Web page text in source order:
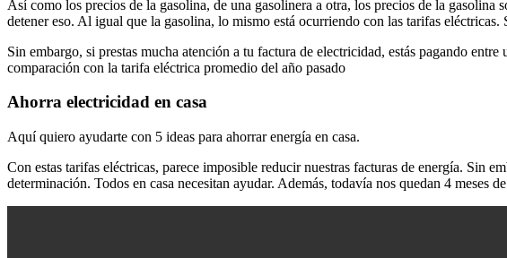
Así como los precios de la gasolina, de una gasolinera a otra, los precios de la
detener eso. Al igual que la gasolina, lo mismo está ocurriendo con las tarifas
Sin embargo, si prestas mucha atención a tu factura de electricidad, estás pagando
comparación con la tarifa eléctrica promedio del año pasado
Ahorra electricidad en casa
Aquí quiero ayudarte con 5 ideas para ahorrar energía en casa.
Con estas tarifas eléctricas, parece imposible reducir nuestras facturas de energía. Sin
determinación. Todos en casa necesitan ayudar. Además, todavía nos quedan 4 meses